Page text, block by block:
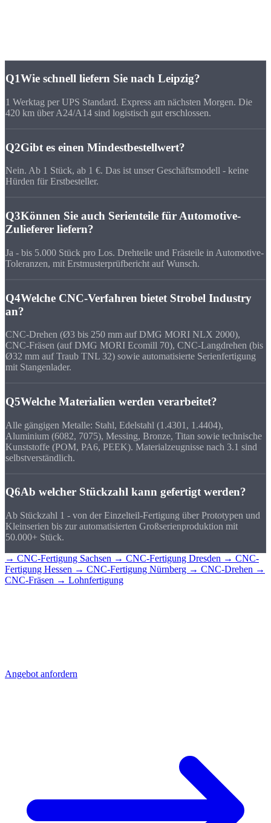
Q1Wie schnell liefern Sie nach Leipzig?
1 Werktag per UPS Standard. Express am nächsten Morgen. Die
420 km über A24/A14 sind logistisch gut erschlossen.
Q2Gibt es einen Mindestbestellwert?
Nein. Ab 1 Stück, ab 1 €. Das ist unser Geschäftsmodell - keine
Hürden für Erstbesteller.
Q3Können Sie auch Serienteile für Automotive-
Zulieferer liefern?
Ja - bis 5.000 Stück pro Los. Drehteile und Frästeile in Automotive-
Toleranzen, mit Erstmusterprüfbericht auf Wunsch.
Q4Welche CNC-Verfahren bietet Strobel Industry
an?
CNC-Drehen (Ø3 bis 250 mm auf DMG MORI NLX 2000),
CNC-Fräsen (auf DMG MORI Ecomill 70), CNC-Langdrehen (bis
Ø32 mm auf Traub TNL 32) sowie automatisierte Serienfertigung
mit Stangenlader.
Q5Welche Materialien werden verarbeitet?
Alle gängigen Metalle: Stahl, Edelstahl (1.4301, 1.4404),
Aluminium (6082, 7075), Messing, Bronze, Titan sowie technische
Kunststoffe (POM, PA6, PEEK). Materialzeugnisse nach 3.1 sind
selbstverständlich.
Q6Ab welcher Stückzahl kann gefertigt werden?
Ab Stückzahl 1 - von der Einzelteil-Fertigung über Prototypen und
Kleinserien bis zur automatisierten Großserienproduktion mit
50.000+ Stück.
→ CNC-Fertigung Sachsen → CNC-Fertigung Dresden → CNC-
Fertigung Hessen → CNC-Fertigung Nürnberg → CNC-Drehen →
CNC-Fräsen → Lohnfertigung
Angebot anfordern